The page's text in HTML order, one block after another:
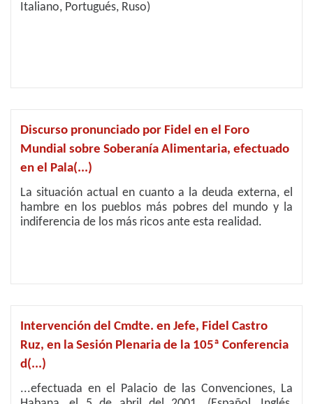
Italiano, Portugués, Ruso)
Discurso pronunciado por Fidel en el Foro
Mundial sobre Soberanía Alimentaria, efectuado
en el Pala(...)
La situación actual en cuanto a la deuda externa, el
hambre en los pueblos más pobres del mundo y la
indiferencia de los más ricos ante esta realidad.
Intervención del Cmdte. en Jefe, Fidel Castro
Ruz, en la Sesión Plenaria de la 105ª Conferencia
d(...)
...efectuada en el Palacio de las Convenciones, La